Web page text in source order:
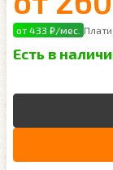
от 433 ₽/мес.
Есть в